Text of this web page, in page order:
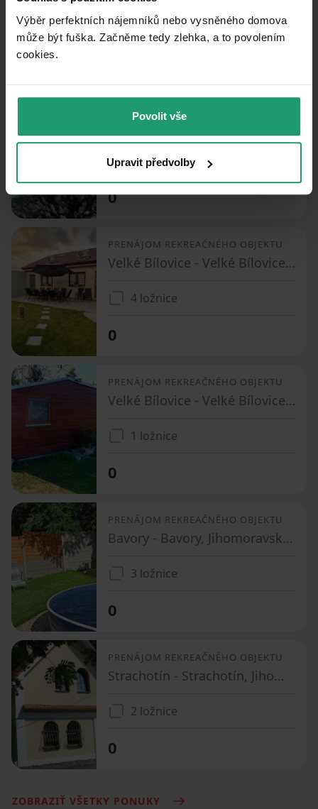
Výběr perfektních nájemníků nebo vysněného domova
může být fuška. Začněme tedy zlehka, a to povolením
cookies.​
Povolit vše
Upravit předvolby
2 ložnice
2 ložnice
0
PRENÁJOM REKREAČNÉHO OBJEKTU
Velké Bílovice - Velké Bílovice, Jihomoravský kraj
4 ložnice
0
PRENÁJOM REKREAČNÉHO OBJEKTU
Velké Bílovice - Velké Bílovice, Jihomoravský kraj
1 ložnice
0
PRENÁJOM REKREAČNÉHO OBJEKTU
Bavory - Bavory, Jihomoravský kraj
3 ložnice
0
PRENÁJOM REKREAČNÉHO OBJEKTU
Strachotín - Strachotín, Jihomoravský kraj
2 ložnice
0
ZOBRAZIŤ VŠETKY PONUKY